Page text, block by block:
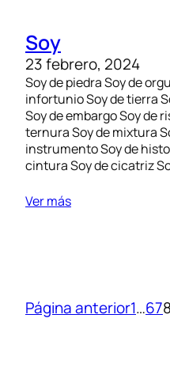
Soy
23 febrero, 2024
Soy de piedra Soy de
infortunio Soy de tierra
Soy de embargo Soy de
ternura Soy de mixtura
instrumento Soy de
cintura Soy de cicatriz
Ver más
Página anterior1…678